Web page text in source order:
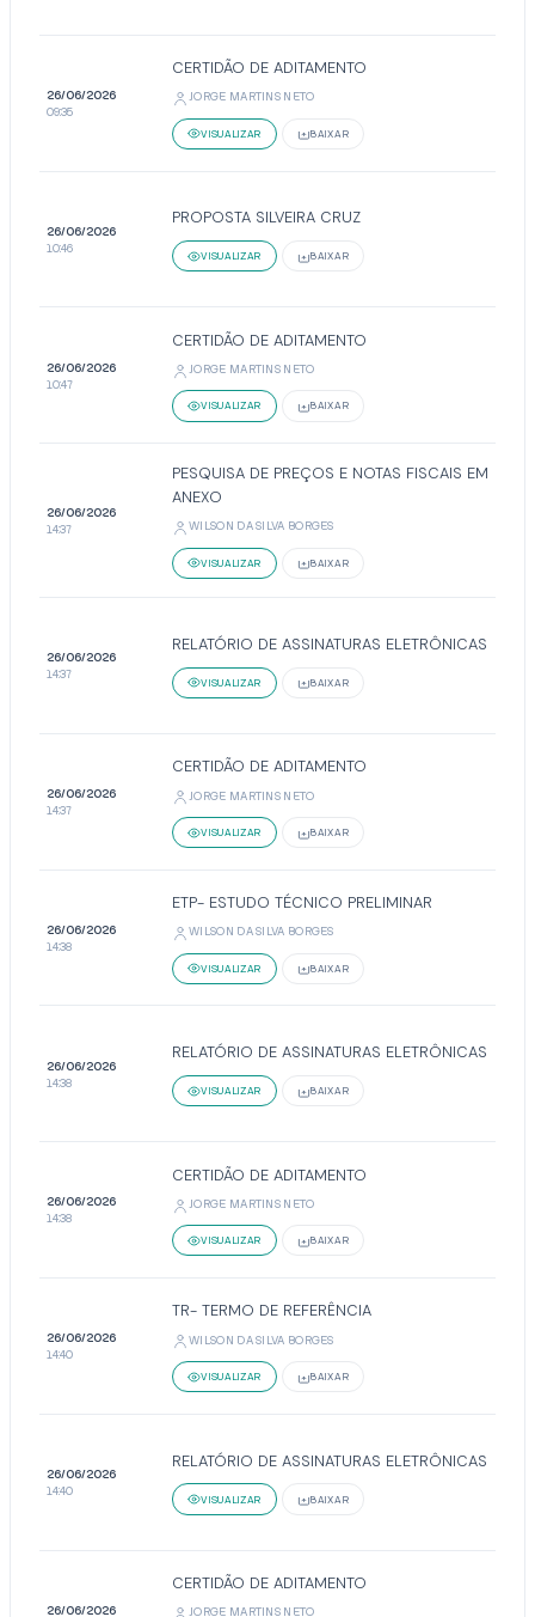
26/06/2026
09:35
CERTIDÃO DE ADITAMENTO
JORGE MARTINS NETO
VISUALIZAR BAIXAR
26/06/2026
10:46
PROPOSTA SILVEIRA CRUZ
VISUALIZAR BAIXAR
26/06/2026
10:47
CERTIDÃO DE ADITAMENTO
JORGE MARTINS NETO
VISUALIZAR BAIXAR
26/06/2026
14:37
PESQUISA DE PREÇOS E NOTAS FISCAIS EM
ANEXO
WILSON DA SILVA BORGES
VISUALIZAR BAIXAR
26/06/2026
14:37
RELATÓRIO DE ASSINATURAS ELETRÔNICAS
VISUALIZAR BAIXAR
26/06/2026
14:37
CERTIDÃO DE ADITAMENTO
JORGE MARTINS NETO
VISUALIZAR BAIXAR
26/06/2026
14:38
ETP- ESTUDO TÉCNICO PRELIMINAR
WILSON DA SILVA BORGES
VISUALIZAR BAIXAR
26/06/2026
14:38
RELATÓRIO DE ASSINATURAS ELETRÔNICAS
VISUALIZAR BAIXAR
26/06/2026
14:38
CERTIDÃO DE ADITAMENTO
JORGE MARTINS NETO
VISUALIZAR BAIXAR
26/06/2026
14:40
TR- TERMO DE REFERÊNCIA
WILSON DA SILVA BORGES
VISUALIZAR BAIXAR
26/06/2026
14:40
RELATÓRIO DE ASSINATURAS ELETRÔNICAS
VISUALIZAR BAIXAR
26/06/2026
CERTIDÃO DE ADITAMENTO
JORGE MARTINS NETO